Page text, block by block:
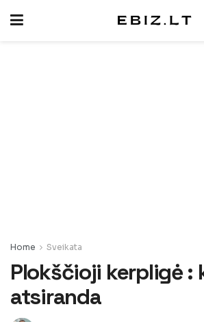
Home Sveikata
Plokščioji kerpligė :
atsiranda